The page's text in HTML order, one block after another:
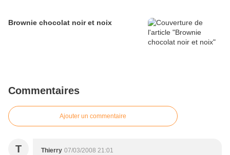
Brownie chocolat noir et noix
Commentaires
Ajouter un commentaire
T Thierry 07/03/2008 21:01